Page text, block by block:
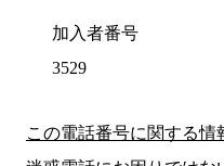
加入者番号
3529
この電話番号に関する情